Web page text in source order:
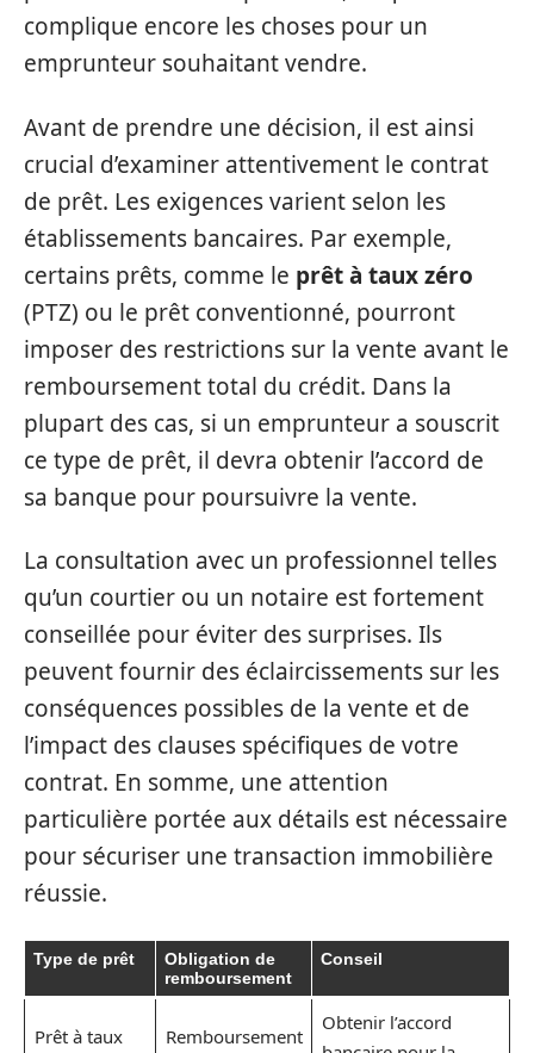
complique encore les choses pour un
emprunteur souhaitant vendre.
Avant de prendre une décision, il est ainsi
crucial d’examiner attentivement le contrat
de prêt. Les exigences varient selon les
établissements bancaires. Par exemple,
certains prêts, comme le prêt à taux zéro
(PTZ) ou le prêt conventionné, pourront
imposer des restrictions sur la vente avant le
remboursement total du crédit. Dans la
plupart des cas, si un emprunteur a souscrit
ce type de prêt, il devra obtenir l’accord de
sa banque pour poursuivre la vente.
La consultation avec un professionnel telles
qu’un courtier ou un notaire est fortement
conseillée pour éviter des surprises. Ils
peuvent fournir des éclaircissements sur les
conséquences possibles de la vente et de
l’impact des clauses spécifiques de votre
contrat. En somme, une attention
particulière portée aux détails est nécessaire
pour sécuriser une transaction immobilière
réussie.
Type de prêt
Obligation de
remboursement
Conseil
Prêt à taux
Remboursement
Obtenir l’accord